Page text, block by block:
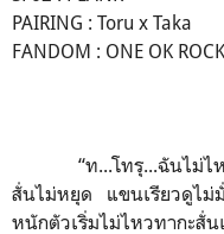
PAIRING : Toru x Taka
FANDOM : ONE OK ROCK
“ท...โทรุ...ฉันไม่ไ
สั่นไม่หยุด แขนเรียวดูไม่
หนักตัวเริ่มไม่ไหวทากะสั่